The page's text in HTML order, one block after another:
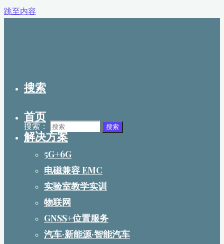
跳至内容
搜索
搜索： 搜索
首页
解决方案
5G+6G
电磁兼容 EMC
实验室教学实训
物联网
GNSS+位置服务
汽车·新能源·智能汽车